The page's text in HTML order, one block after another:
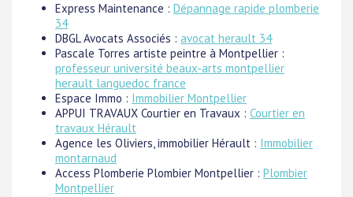
Express Maintenance : Dépannage rapide plomberie
34
DBGL Avocats Associés : avocat herault 34
Pascale Torres artiste peintre à Montpellier :
professeur université beaux-arts montpellier
herault languedoc france
Espace Immo : Immobilier Montpellier
APPUI TRAVAUX Courtier en Travaux : Courtier en
travaux Hérault
Agence les Oliviers, immobilier Hérault : Immobilier
montarnaud
Access Plomberie Plombier Montpellier : Plombier
Montpellier